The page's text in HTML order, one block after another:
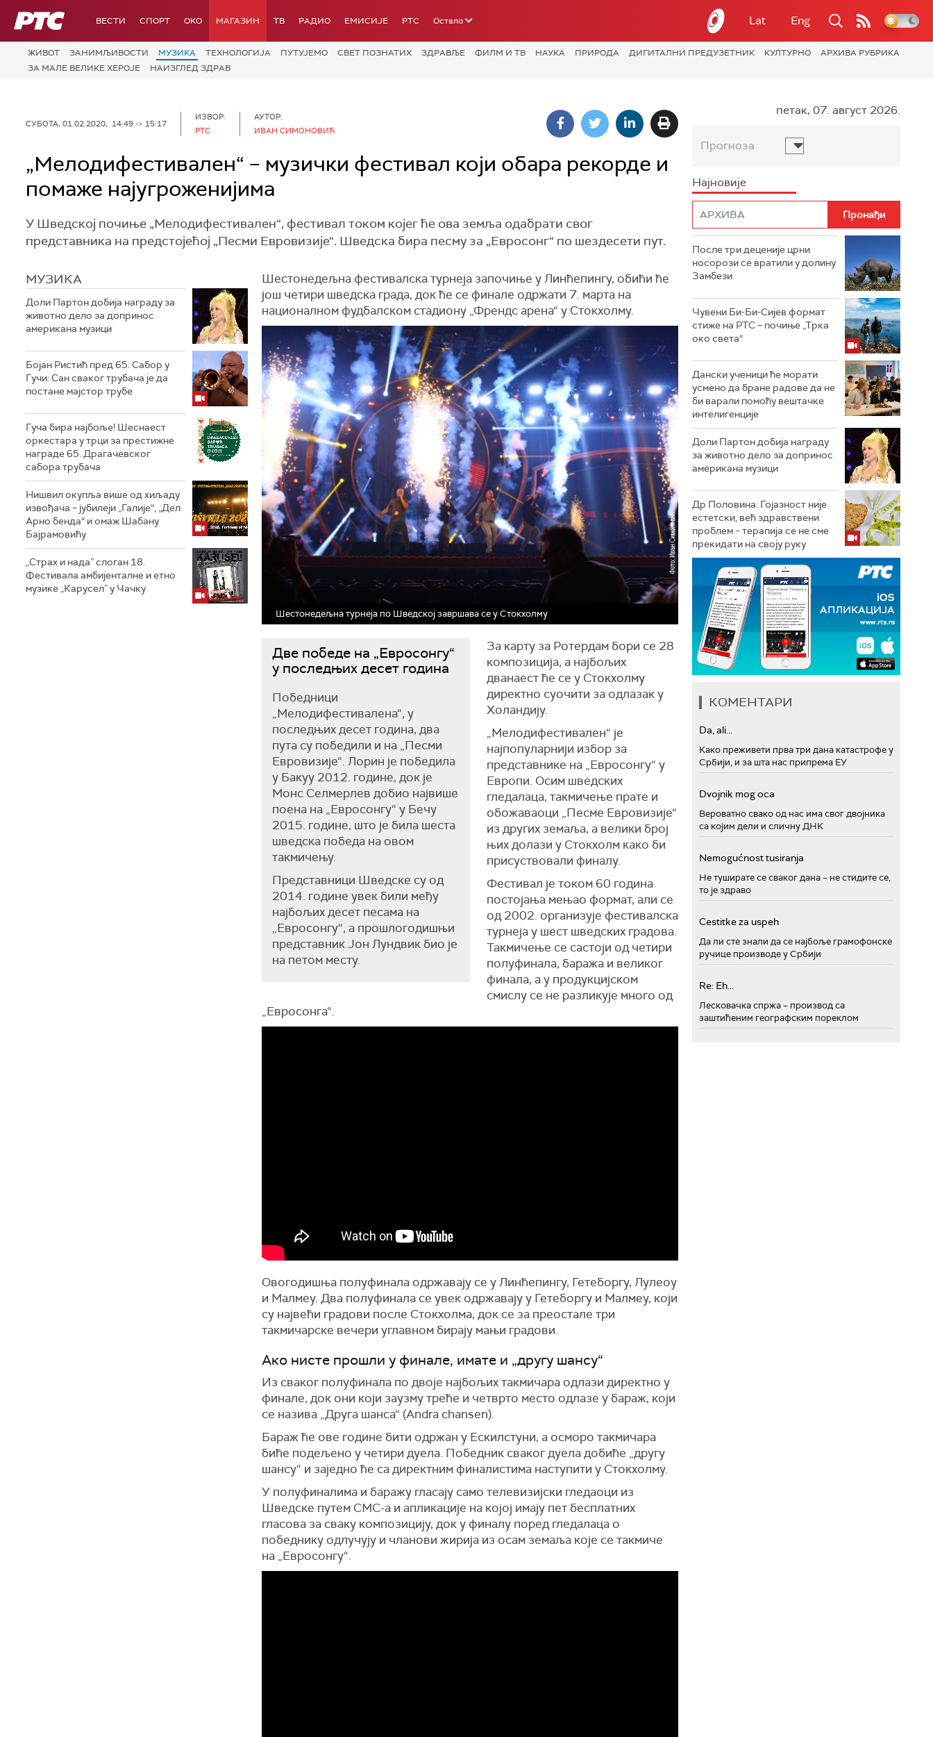
РТС ВЕСТИ СПОРТ OKO МАГАЗИН ТВ РАДИО ЕМИСИЈЕ РТС Остало Lat Eng
ЖИВОТ ЗАНИМЉИВОСТИ МУЗИКА ТЕХНОЛОГИЈA ПУТУЈЕМО СВЕТ ПОЗНАТИХ ЗДРАВЉЕ ФИЛМ И ТВ НАУКА ПРИРОДА ДИГИТАЛНИ ПРЕДУЗЕТНИК КУЛТУРНО
АРХИВА РУБРИКА
ЗА МАЛЕ ВЕЛИКЕ ХЕРОЈЕ
НАИЗГЛЕД ЗДРАВ
СУБОТА, 01.02.2020, 14:49 -> 15:17
ИЗВОР:
РТС
АУТОР:
ИВАН СИМОНОВИЋ
„Мелодифестивален“ – музички фестивал који обара рекорде и
помаже најугроженијима
У Шведској почиње „Мелодифестивален“, фестивал током којег ће ова земља одабрати свог
представника на предстојећој „Песми Евровизије“. Шведска бира песму за „Евросонг“ по шездесети пут.
МУЗИКА
Доли Партон добија награду за
животно дело за допринос
американа музици
Бојан Ристић пред 65. Сабор у
Гучи: Сан сваког трубача је да
постане мајстор трубе
Гуча бира најбоље! Шеснаест
оркестара у трци за престижне
награде 65. Драгачевског
сабора трубача
Нишвил окупља више од хиљаду
извођача – јубилеји „Галије“, „Дел
Арно бенда“ и омаж Шабану
Бајрамовићу
„Страх и нада” слоган 18.
Фестивала амбијенталне и етно
музике „Карусел” у Чачку
Шестонедељна фестивалска турнеја започиње у Линћепингу, обићи ће
још четири шведска града, док ће се финале одржати 7. марта на
националном фудбалском стадиону „Френдс арена“ у Стокхолму.
Шестонедељна турнеја по Шведској завршава се у Стокхолму
Две победе на „Евросонгу“
у последњих десет година
Победници
„Мелодифестивалена“, у
последњих десет година, два
пута су победили и на „Песми
Евровизије“. Лорин је победила
у Бакуу 2012. године, док је
Монс Селмерлев добио највише
поена на „Евросонгу“ у Бечу
2015. године, што је била шеста
шведска победа на овом
такмичењу.
Представници Шведске су од
2014. године увек били међу
најбољих десет песама на
„Евросонгу“, а прошлогодишњи
представник Јон Лундвик био је
на петом месту.
За карту за Ротердам бори се 28
композиција, а најбољих
дванаест ће се у Стокхолму
директно суочити за одлазак у
Холандију.
„Мелодифестивален“ је
најпопуларнији избор за
представнике на „Евросонгу“ у
Европи. Осим шведских
гледалаца, такмичење прате и
обожаваоци „Песме Евровизије“
из других земаља, а велики број
њих долази у Стокхолм како би
присуствовали финалу.
Фестивал је током 60 година
постојања мењао формат, али се
од 2002. организује фестивалска
турнеја у шест шведских градова.
Такмичење се састоји од четири
полуфинала, баража и великог
финала, а у продукцијском
смислу се не разликује много од
„Евросонга“.
Овогодишња полуфинала одржавају се у Линћепингу, Гетеборгу, Лулеоу
и Малмеу. Два полуфинала се увек одржавају у Гетеборгу и Малмеу, који
су највећи градови после Стокхолма, док се за преостале три
такмичарске вечери углавном бирају мањи градови.
Ако нисте прошли у финале, имате и „другу шансу“
Из сваког полуфинала по двоје најбољих такмичара одлази директно у
финале, док они који заузму треће и четврто место одлазе у бараж, који
се назива „Друга шанса“ (Andra chansen).
Бараж ће ове године бити одржан у Ескилстуни, а осморо такмичара
биће подељено у четири дуела. Победник сваког дуела добиће „другу
шансу“ и заједно ће са директним финалистима наступити у Стокхолму.
У полуфиналима и баражу гласају само телевизијски гледаоци из
Шведске путем СМС-а и апликације на којој имају пет бесплатних
гласова за сваку композицију, док у финалу поред гледалаца о
победнику одлучују и чланови жирија из осам земаља које се такмиче
на „Евросонгу“.
петак, 07. август 2026.
Прогноза
Најновије
После три деценије црни
носорози се вратили у долину
Замбези
Чувени Би-Би-Сијев формат
стиже на РТС – почиње „Трка
око света“
Дански ученици ће морати
усмено да бране радове да не
би варали помоћу вештачке
интелигенције
Доли Партон добија награду
за животно дело за допринос
американа музици
Др Половина: Гојазност није
естетски, већ здравствени
проблем – терапија се не сме
прекидати на своју руку
КОМЕНТАРИ
Da, ali...
Како преживети прва три дана катастрофе у
Србији, и за шта нас припрема ЕУ
Dvojnik mog oca
Вероватно свако од нас има свог двојника
са којим дели и сличну ДНК
Nemogućnost tusiranja
Не туширате се сваког дана – не стидите се,
то је здраво
Cestitke za uspeh
Да ли сте знали да се најбоље грамофонске
ручице производе у Србији
Re: Eh...
Лесковачка спржа – производ са
заштићеним географским пореклом